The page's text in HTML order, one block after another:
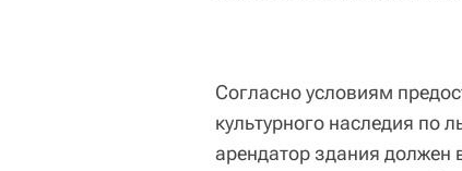
Согласно условиям
культурного наследия по
арендатор здания должен